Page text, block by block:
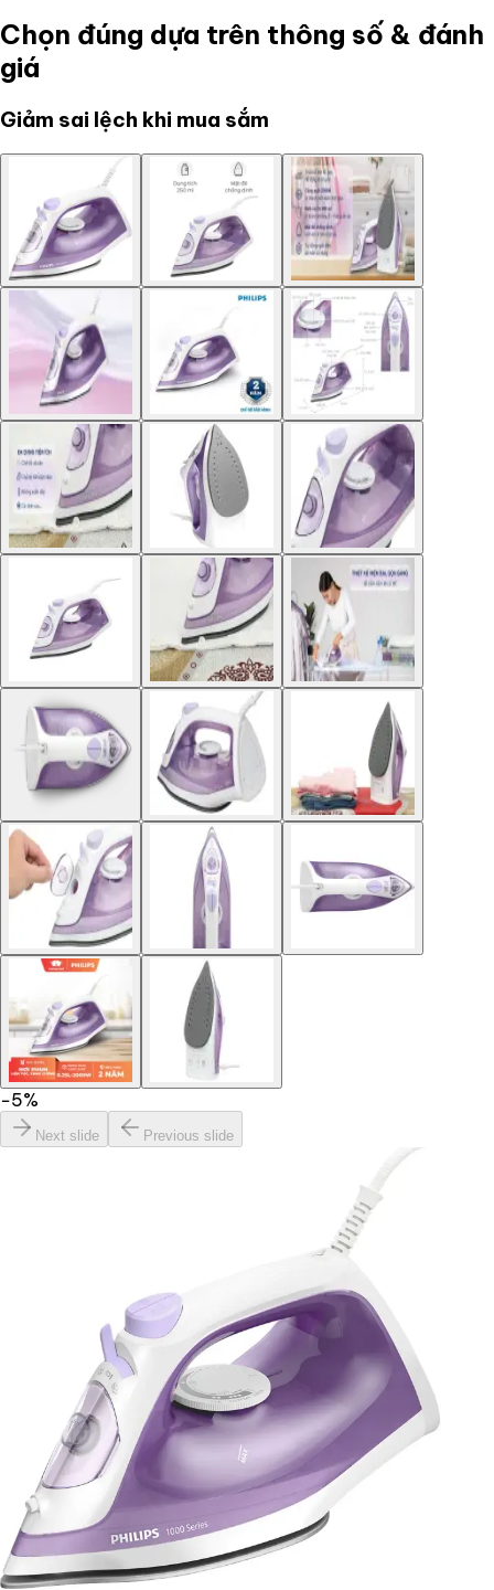
Chọn đúng dựa trên thông số & đánh
giá
Giảm sai lệch khi mua sắm
−5%
Next slide Previous slide